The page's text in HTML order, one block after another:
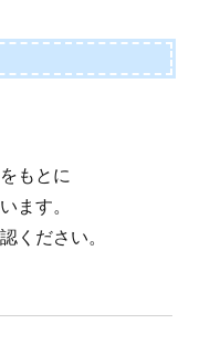
もとに
ます。
ください。